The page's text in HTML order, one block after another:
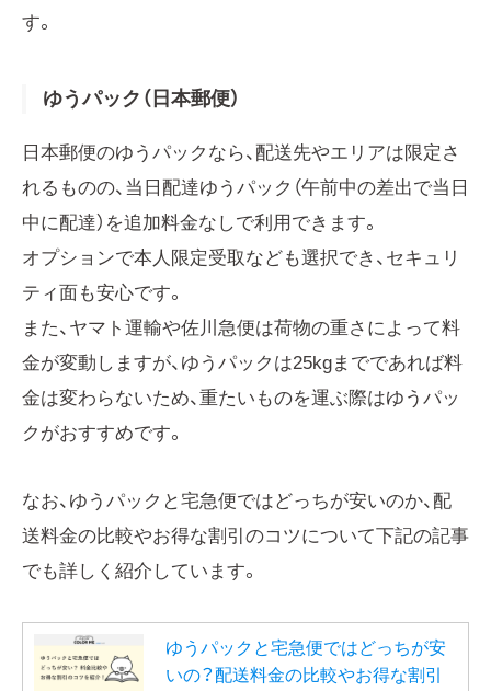
す。
ゆうパック（日本郵便）
日本郵便のゆうパックなら、配送先やエリアは限定さ
れるものの、当日配達ゆうパック（午前中の差出で当日
中に配達）を追加料金なしで利用できます。
オプションで本人限定受取なども選択でき、セキュリ
ティ面も安心です。
また、ヤマト運輸や佐川急便は荷物の重さによって料
金が変動しますが、ゆうパックは25kgまでであれば料
金は変わらないため、重たいものを運ぶ際はゆうパッ
クがおすすめです。
なお、ゆうパックと宅急便ではどっちが安いのか、配
送料金の比較やお得な割引のコツについて下記の記事
でも詳しく紹介しています。
ゆうパックと宅急便ではどっちが安
いの？配送料金の比較やお得な割引